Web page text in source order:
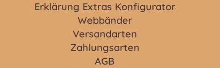
Erklärung Extras Konfigurator
Webbänder
Versandarten
Zahlungsarten
AGB